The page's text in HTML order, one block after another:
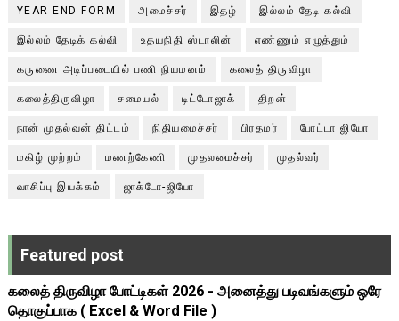
YEAR END FORM அமைச்சர் இதழ் இல்லம் தேடி கல்வி
இல்லம் தேடிக் கல்வி உதயநிதி ஸ்டாலின் எண்ணும் எழுத்தும்
கருணை அடிப்படையில் பணி நியமனம் கலைத் திருவிழா
கலைத்திருவிழா சமையல் டிட்டோஜாக் திறன்
நான் முதல்வன் திட்டம் நிதியமைச்சர் பிரதமர் போட்டா ஜியோ
மகிழ் முற்றம் மணற்கேணி முதலமைச்சர் முதல்வர்
வாசிப்பு இயக்கம் ஜாக்டோ-ஜியோ
Featured post
கலைத் திருவிழா போட்டிகள் 2026 - அனைத்து படிவங்களும் ஒரே
தொகுப்பாக ( Excel & Word File )